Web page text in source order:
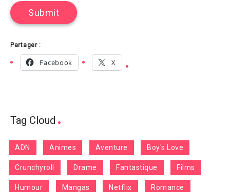
Partager :
Facebook X
Tag Cloud
ADN Animes Aventure Boy's Love
Crunchyroll Drame Fantastique Films
Humour Mangas Netflix Romance